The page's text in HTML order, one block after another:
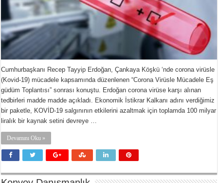
Cumhurbaşkanı Recep Tayyip Erdoğan, Çankaya Köşkü ‘nde corona virüsle
(Kovid-19) mücadele kapsamında düzenlenen “Corona Virüsle Mücadele Eş
güdüm Toplantısı” sonrası konuştu. Erdoğan corona virüse karşı alınan
tedbirleri madde madde açıkladı. Ekonomik İstikrar Kalkanı adını verdiğimiz
bir paketle, KOVİD-19 salgınının etkilerini azaltmak için toplamda 100 milyar
liralık bir kaynak setini devreye …
Devamını Oku »